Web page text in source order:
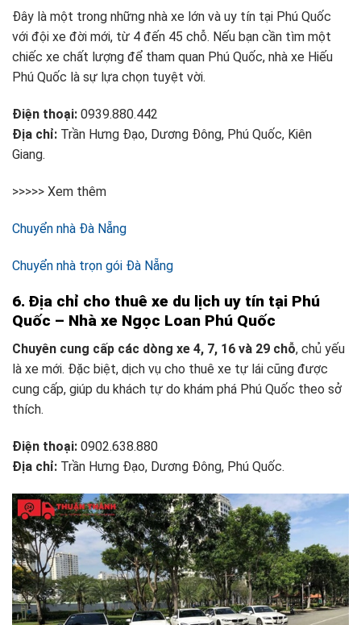
Đây là một trong những nhà xe lớn và uy tín tại Phú Quốc
với đội xe đời mới, từ 4 đến 45 chỗ. Nếu bạn cần tìm một
chiếc xe chất lượng để tham quan Phú Quốc, nhà xe Hiếu
Phú Quốc là sự lựa chọn tuyệt vời.
Điện thoại: 0939.880.442
Địa chỉ: Trần Hưng Đạo, Dương Đông, Phú Quốc, Kiên
Giang.
>>>>> Xem thêm
Chuyển nhà Đà Nẵng
Chuyển nhà trọn gói Đà Nẵng
6. Địa chỉ cho thuê xe du lịch uy tín tại Phú
Quốc – Nhà xe Ngọc Loan Phú Quốc
Chuyên cung cấp các dòng xe 4, 7, 16 và 29 chỗ, chủ yếu
là xe mới. Đặc biệt, dịch vụ cho thuê xe tự lái cũng được
cung cấp, giúp du khách tự do khám phá Phú Quốc theo sở
thích.
Điện thoại: 0902.638.880
Địa chỉ: Trần Hưng Đạo, Dương Đông, Phú Quốc.